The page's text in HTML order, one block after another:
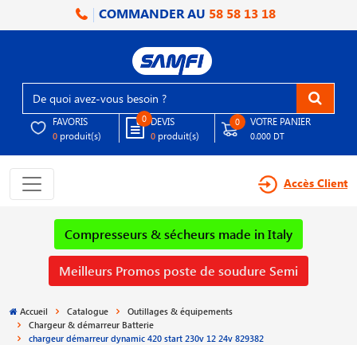
COMMANDER AU 58 58 13 18
FAVORIS
0 produit(s)
0 DEVIS
0 produit(s)
0 VOTRE PANIER
0.000 DT
Accès Client
Compresseurs & sécheurs made in Italy
Meilleurs Promos poste de soudure Semi
Accueil Catalogue
Outillages & équipements
Chargeur & démarreur Batterie
chargeur démarreur dynamic 420 start 230v 12 24v 829382